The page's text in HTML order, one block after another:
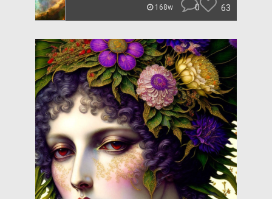
168w 0 63